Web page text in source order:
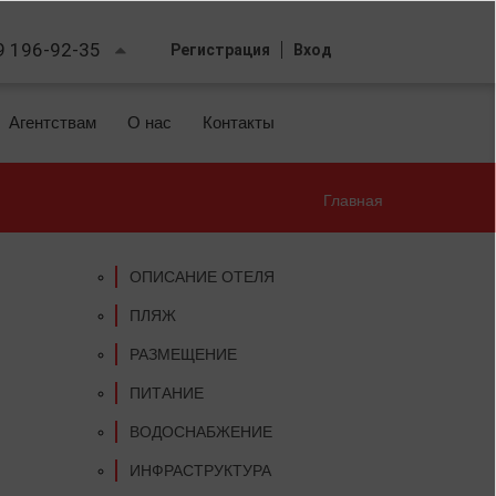
196-92-35 Регистрация Вход
Агентствам О нас Контакты
Главная
ОПИСАНИЕ ОТЕЛЯ
ПЛЯЖ
РАЗМЕЩЕНИЕ
ПИТАНИЕ
ВОДОСНАБЖЕНИЕ
ИНФРАСТРУКТУРА